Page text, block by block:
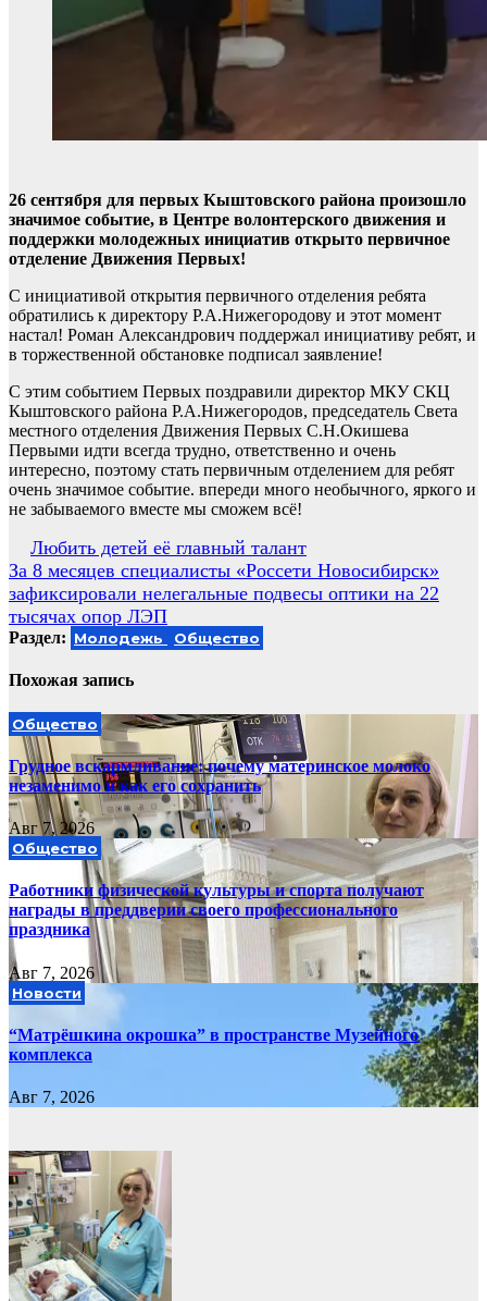
26 сентября для первых Кыштовского района произошло
значимое событие, в Центре волонтерского движения и
поддержки молодежных инициатив открыто первичное
отделение Движения Первых!
С инициативой открытия первичного отделения ребята
обратились к директору Р.А.Нижегородову и этот момент
настал! Роман Александрович поддержал инициативу ребят, и
в торжественной обстановке подписал заявление!
С этим событием Первых поздравили директор МКУ СКЦ
Кыштовского района Р.А.Нижегородов, председатель Света
местного отделения Движения Первых С.Н.Окишева
Первыми идти всегда трудно, ответственно и очень
интересно, поэтому стать первичным отделением для ребят
очень значимое событие. впереди много необычного, яркого и
не забываемого вместе мы сможем всё!
Навигация
по
записям
Любить детей её главный талант
За 8 месяцев специалисты «Россети Новосибирск»
зафиксировали нелегальные подвесы оптики на 22
тысячах опор ЛЭП
Раздел: Молодежь Общество
Похожая запись
Общество
Грудное вскармливание: почему материнское молоко
незаменимо и как его сохранить
Авг 7, 2026
Общество
Работники физической культуры и спорта получают
награды в преддверии своего профессионального
праздника
Авг 7, 2026
Новости
“Матрёшкина окрошка” в пространстве Музейного
комплекса
Авг 7, 2026